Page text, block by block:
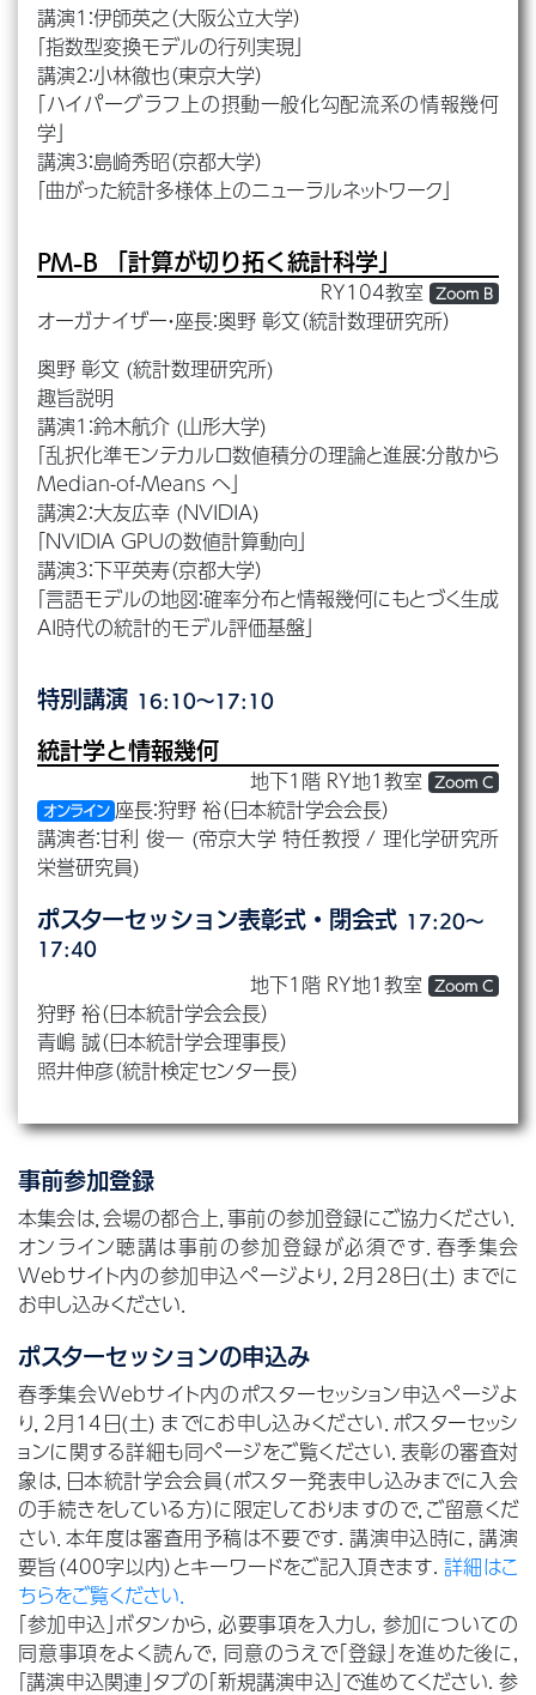
講演1：伊師英之（大阪公立大学）
「指数型変換モデルの行列実現」
講演2：小林徹也（東京大学）
「ハイパーグラフ上の摂動一般化勾配流系の情報幾何
学」
講演3：島崎秀昭（京都大学）
「曲がった統計多様体上のニューラルネットワーク」
PM-B 「計算が切り拓く統計科学」
RY104教室 Zoom B
オーガナイザー・座長：奥野 彰文（統計数理研究所）
奥野 彰文 (統計数理研究所)
趣旨説明
講演1：鈴木航介 (山形大学)
「乱択化準モンテカルロ数値積分の理論と進展：分散から
Median-of-Means へ」
講演2：大友広幸 (NVIDIA)
「NVIDIA GPUの数値計算動向」
講演3：下平英寿（京都大学）
「言語モデルの地図：確率分布と情報幾何にもとづく生成
AI時代の統計的モデル評価基盤」
特別講演 16:10～17:10
統計学と情報幾何
地下1階 RY地1教室 Zoom C
オンライン 座長：狩野 裕（日本統計学会会長）
講演者：甘利 俊一 (帝京大学 特任教授 / 理化学研究所
栄誉研究員)
ポスターセッション表彰式・閉会式 17:20～
17:40
地下1階 RY地1教室 Zoom C
狩野 裕（日本統計学会会長）
青嶋 誠（日本統計学会理事長）
照井伸彦（統計検定センター長）
事前参加登録
本集会は，会場の都合上，事前の参加登録にご協力ください．
オンライン聴講は事前の参加登録が必須です．春季集会
Webサイト内の参加申込ページより，2月28日(土) までに
お申し込みください．
ポスターセッションの申込み
春季集会Webサイト内のポスターセッション申込ページよ
り，2月14日(土) までにお申し込みください．ポスターセッシ
ョンに関する詳細も同ページをご覧ください．表彰の審査対
象は，日本統計学会会員（ポスター発表申し込みまでに入会
の手続きをしている方）に限定しておりますので，ご留意くだ
さい．本年度は審査用予稿は不要です. 講演申込時に, 講演
要旨（400字以内）とキーワードをご記入頂きます. 詳細はこ
ちらをご覧ください．
「参加申込」ボタンから, 必要事項を入力し, 参加についての
同意事項をよく読んで, 同意のうえで「登録」を進めた後に,
「講演申込関連」タブの「新規講演申込」で進めてください. 参